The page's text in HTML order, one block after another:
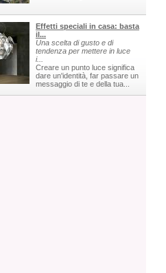
Effetti speciali in casa: basta
il...
Una scelta di gusto e di
tendenza per mettere in luce
i...
Creare un punto luce significa
dare un'identità, far passare un
messaggio di te e della tua...